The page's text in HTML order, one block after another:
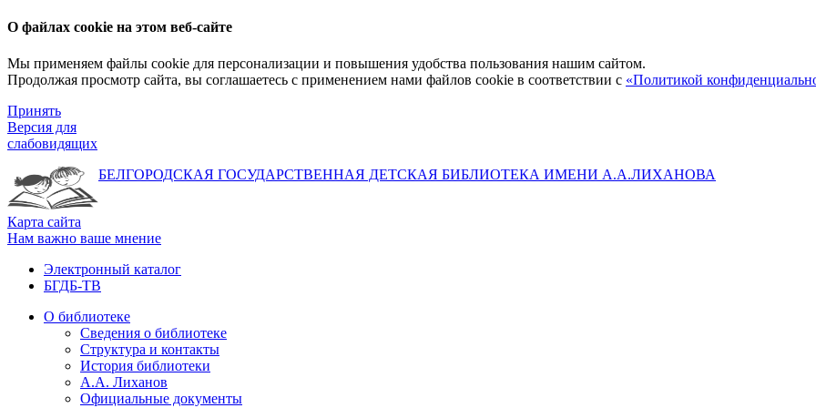
О файлах cookie на этом веб-сайте
Мы применяем файлы cookie для персонализации и повышения удобства пользования нашим сайтом.
Продолжая просмотр сайта, вы соглашаетесь с применением нами файлов cookie в соответствии с «Политикой
Принять
Версия для
слабовидящих
БЕЛГОРОДСКАЯ ГОСУДАРСТВЕННАЯ ДЕТСКАЯ БИБЛИОТЕКА ИМЕНИ А.А.ЛИХАНОВА
Карта сайта
Нам важно ваше мнение
Электронный каталог
БГДБ-ТВ
О библиотеке
Сведения о библиотеке
Структура и контакты
История библиотеки
А.А. Лиханов
Официальные документы